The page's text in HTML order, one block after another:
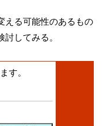
える可能性のあるもの
してみる。
す。